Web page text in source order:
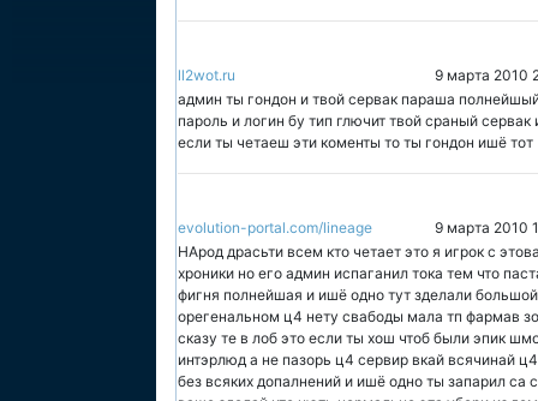
ll2wot.ru
9 марта 2010
админ ты гондон и твой сервак параша
пароль и логин бу тип глючит твой сраный
если ты четаеш эти коменты то ты гондон ишё тот
evolution-portal.com/lineage
9 марта 2010
НАрод драсьти всем кто четает это я игрок с
хроники но его админ испаганил тока тем что
фигня полнейшая и ишё одно тут зделали
орегенальном ц4 нету свабоды мала тп фармав
сказу те в лоб это если ты хош чтоб были эпик
интэрлюд а не пазорь ц4 сервир вкай всячинай
без всяких допалнений и ишё одно ты запарил